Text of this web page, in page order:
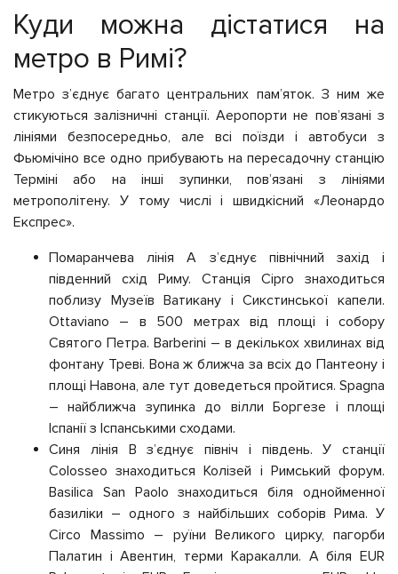
Куди можна дістатися на
метро в Римі?
Метро з’єднує багато центральних пам’яток. З ним же
стикуються залізничні станції. Аеропорти не пов’язані з
лініями безпосередньо, але всі поїзди і автобуси з
Фьюмічіно все одно прибувають на пересадочну станцію
Терміні або на інші зупинки, пов’язані з лініями
метрополітену. У тому числі і швидкісний «Леонардо
Експрес».
Помаранчева лінія А з’єднує північний захід і
південний схід Риму. Станція Cipro знаходиться
поблизу Музеїв Ватикану і Сикстинської капели.
Ottaviano – в 500 метрах від площі і собору
Святого Петра. Barberini – в декількох хвилинах від
фонтану Треві. Вона ж ближча за всіх до Пантеону і
площі Навона, але тут доведеться пройтися. Spagna
– найближча зупинка до вілли Боргезе і площі
Іспанії з Іспанськими сходами.
Синя лінія В з’єднує північ і південь. У станції
Colosseo знаходиться Колізей і Римський форум.
Basilica San Paolo знаходиться біля однойменної
базиліки – одного з найбільших соборів Рима. У
Circo Massimo – руїни Великого цирку, пагорби
Палатин і Авентин, терми Каракалли. А біля EUR